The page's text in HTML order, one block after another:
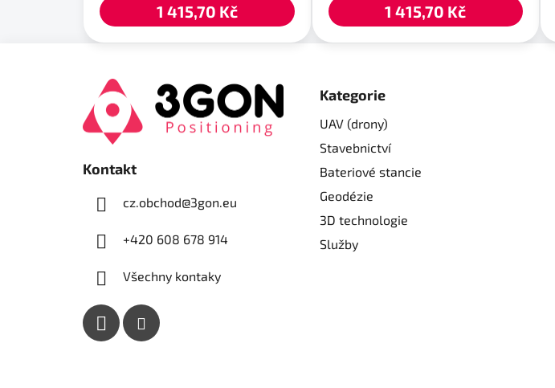
1 415,70 Kč 1 415,70 Kč
Kontakt
cz.obchod@3gon.eu
+420 608 678 914
Všechny kontaky
Kategorie
UAV (drony)
Stavebnictví
Bateriové stancie
Geodézie
3D technologie
Služby